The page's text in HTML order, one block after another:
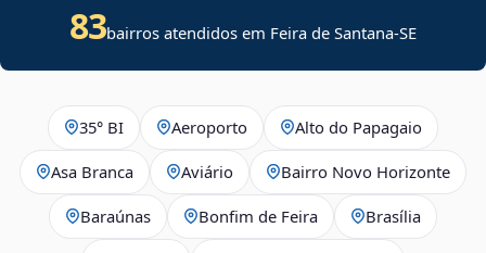
83bairros atendidos em Feira de Santana-SE
35° BI Aeroporto Alto do Papagaio
Asa Branca Aviário Bairro Novo Horizonte
Baraúnas Bonfim de Feira Brasília